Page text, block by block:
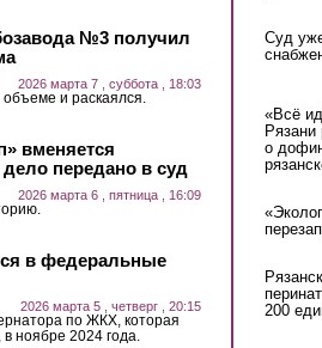
№3 получил
2026 марта 7 , суббота , 18:03
и раскаялся.
вменяется
передано в суд
2026 марта 6 , пятница , 16:09
в федеральные
2026 марта 5 , четверг , 20:15
по ЖКХ, которая
ноябре 2024 года.
Суд
«Всё
Рязани
о
200